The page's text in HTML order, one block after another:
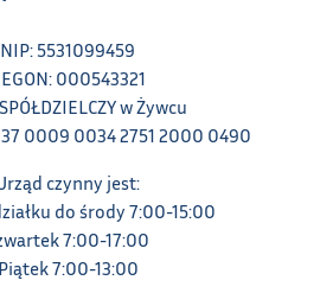
NIP: 5531099459
000543321
w Żywcu
0009 0034 2751 2000 0490
czynny jest:
do środy 7:00-15:00
7:00-17:00
Piątek 7:00-13:00